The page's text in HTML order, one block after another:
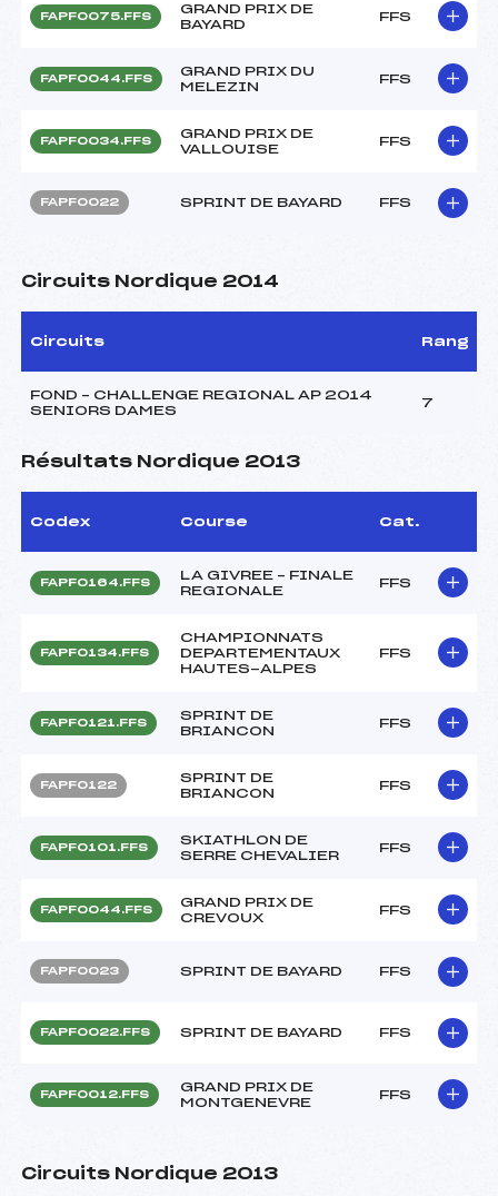
FAPF0075.FFS
GRAND PRIX DE
BAYARD
FFS
FAPF0044.FFS
GRAND PRIX DU
MELEZIN
FFS
FAPF0034.FFS
GRAND PRIX DE
VALLOUISE
FFS
FAPF0022 SPRINT DE BAYARD FFS
Circuits Nordique 2014
Circuits Rang
FOND – CHALLENGE REGIONAL AP 2014
SENIORS DAMES
7
Résultats Nordique 2013
Codex Course Cat.
FAPF0164.FFS
LA GIVREE – FINALE
REGIONALE
FFS
FAPF0134.FFS
CHAMPIONNATS
DEPARTEMENTAUX
HAUTES-ALPES
FFS
FAPF0121.FFS
SPRINT DE
BRIANCON
FFS
FAPF0122
SPRINT DE
BRIANCON
FFS
FAPF0101.FFS
SKIATHLON DE
SERRE CHEVALIER
FFS
FAPF0044.FFS
GRAND PRIX DE
CREVOUX
FFS
FAPF0023 SPRINT DE BAYARD FFS
FAPF0022.FFS SPRINT DE BAYARD FFS
FAPF0012.FFS
GRAND PRIX DE
MONTGENEVRE
FFS
Circuits Nordique 2013